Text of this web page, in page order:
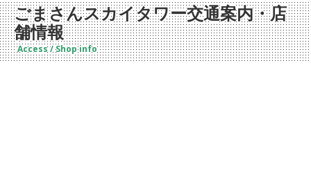
ごまさんスカイタワー交通案内・店
舗情報
Access / Shop info